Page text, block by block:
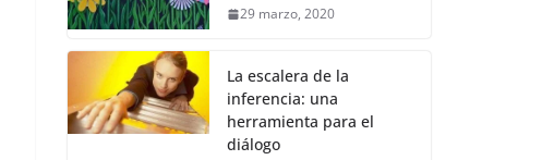
29 marzo, 2020
La escalera de la
inferencia: una
herramienta para el
diálogo